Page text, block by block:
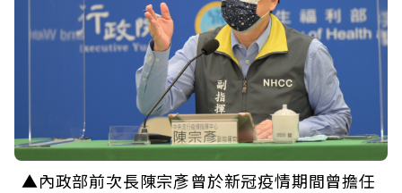
▲內政部前次長陳宗彥曾於新冠疫情期間曾擔任